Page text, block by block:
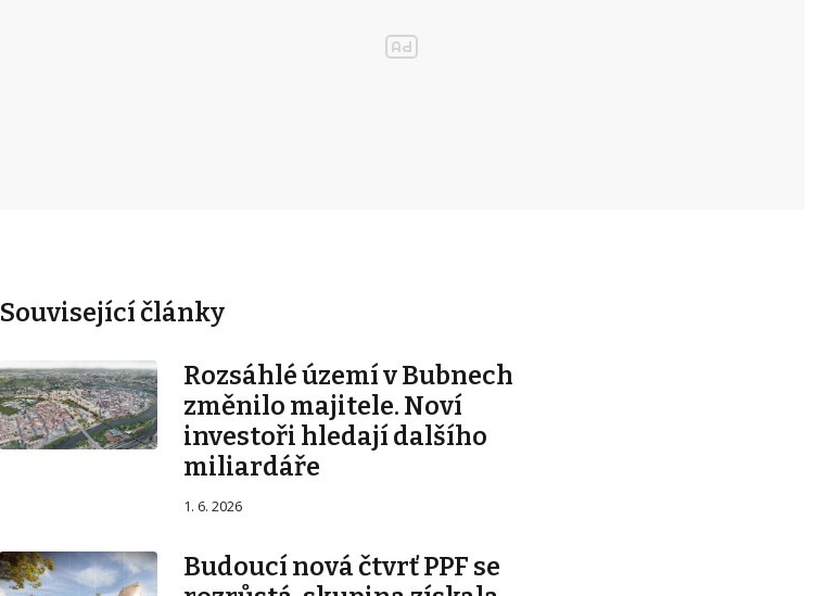
Související články
Rozsáhlé území v Bubnech
změnilo majitele. Noví
investoři hledají dalšího
miliardáře
1. 6. 2026
Budoucí nová čtvrť PPF se